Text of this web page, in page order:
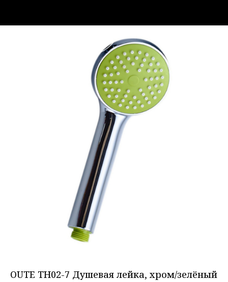
OUTE TH02-7 Душевая лейка, хром/зелёный